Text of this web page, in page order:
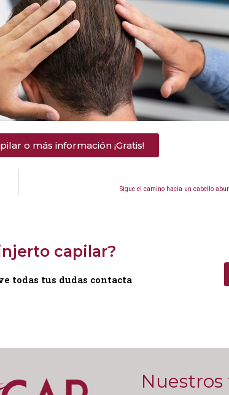
o más información ¡Gratis!
Sigue el camino hacia un cabello
capilar?
todas tus dudas contacta